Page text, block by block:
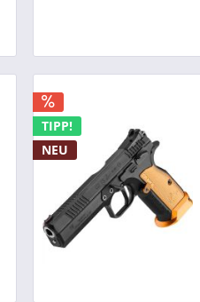
TIPP!
NEU